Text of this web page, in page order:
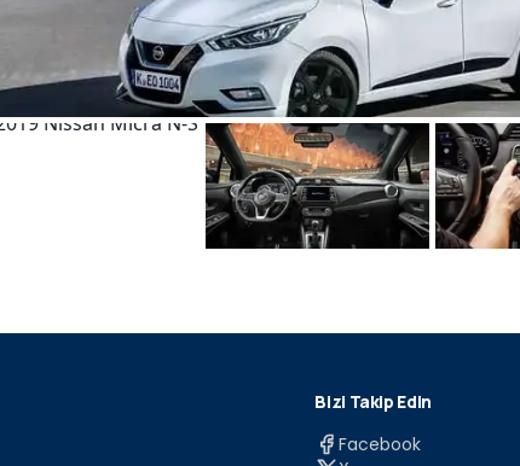
Bizi Takip Edin
Facebook